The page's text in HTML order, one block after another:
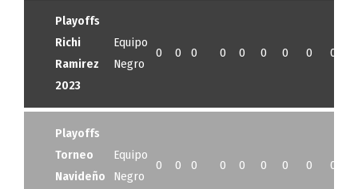
Playoffs
Richi
Ramirez
2023
Equipo
Negro
0 0 0 0 0 0 0 0 0
Playoffs
Torneo
Navideño
Equipo
Negro
0 0 0 0 0 0 0 0 0